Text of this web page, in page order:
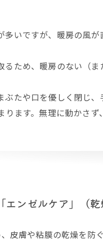
多いですが、暖房の風
ため、暖房のない（
たや口を優しく閉じ
ます。無理に動かさず
ンゼルケア」（乾
皮膚や粘膜の乾燥を防